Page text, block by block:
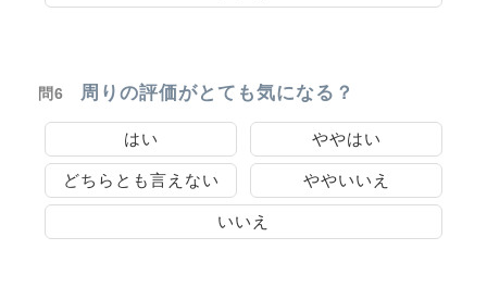
問6 周りの評価がとても気になる？
はい ややはい
どちらとも言えない ややいいえ
いいえ